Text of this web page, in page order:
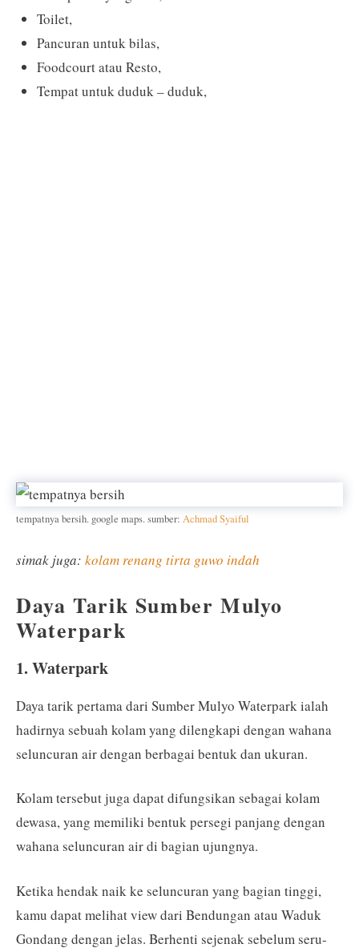
Toilet,
Pancuran untuk bilas,
Foodcourt atau Resto,
Tempat untuk duduk – duduk,
tempatnya bersih. google maps. sumber: Achmad Syaiful
simak juga: kolam renang tirta guwo indah
Daya Tarik Sumber Mulyo
Waterpark
1. Waterpark
Daya tarik pertama dari Sumber Mulyo Waterpark ialah
hadirnya sebuah kolam yang dilengkapi dengan wahana
seluncuran air dengan berbagai bentuk dan ukuran.
Kolam tersebut juga dapat difungsikan sebagai kolam
dewasa, yang memiliki bentuk persegi panjang dengan
wahana seluncuran air di bagian ujungnya.
Ketika hendak naik ke seluncuran yang bagian tinggi,
kamu dapat melihat view dari Bendungan atau Waduk
Gondang dengan jelas. Berhenti sejenak sebelum seru-